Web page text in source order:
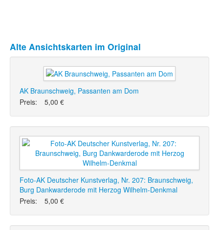
Alte Ansichtskarten im Original
AK Braunschweig, Passanten am Dom
Preis:
5,00 €
Foto-AK Deutscher Kunstverlag, Nr. 207: Braunschweig,
Burg Dankwarderode mit Herzog Wilhelm-Denkmal
Preis:
5,00 €